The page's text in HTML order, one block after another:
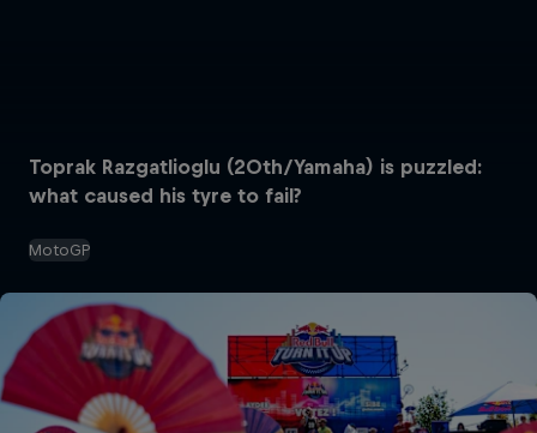
Toprak Razgatlioglu (20th/Yamaha) is puzzled:
what caused his tyre to fail?
MotoGP